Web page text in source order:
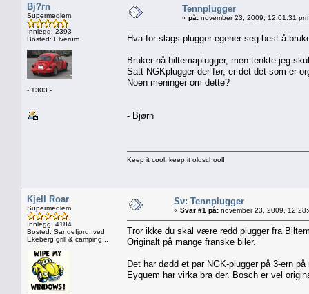
Bj?rn
Supermedlem
Innlegg: 2393
Bosted: Elverum
- 1303 -
Tennplugger
« på: november 23, 2009, 12:01:31
Hva for slags plugger egener seg best å
Bruker nå biltemaplugger, men tenkte jeg
Satt NGKplugger der før, er det det som er
Noen meninger om dette?
- Bjørn
Keep it cool, keep it oldschool!
Kjell Roar
Supermedlem
Innlegg: 4184
Bosted: Sandefjord, ved
Ekeberg grill & camping...
Sv: Tennplugger
« Svar #1 på: november 23, 2009,
Tror ikke du skal være redd plugger fra
Originalt på mange franske biler.
Det har dødd et par NGK-plugger på 3-ern på
Eyquem har virka bra der. Bosch er vel